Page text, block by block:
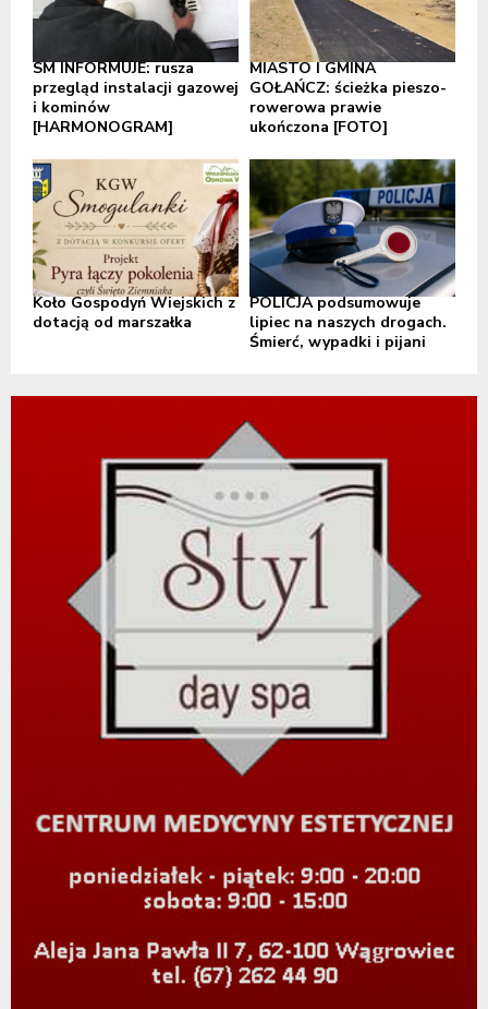
SM INFORMUJE: rusza
przegląd instalacji gazowej
i kominów
[HARMONOGRAM]
MIASTO I GMINA
GOŁAŃCZ: ścieżka pieszo-
rowerowa prawie
ukończona [FOTO]
Koło Gospodyń Wiejskich z
dotacją od marszałka
POLICJA podsumowuje
lipiec na naszych drogach.
Śmierć, wypadki i pijani